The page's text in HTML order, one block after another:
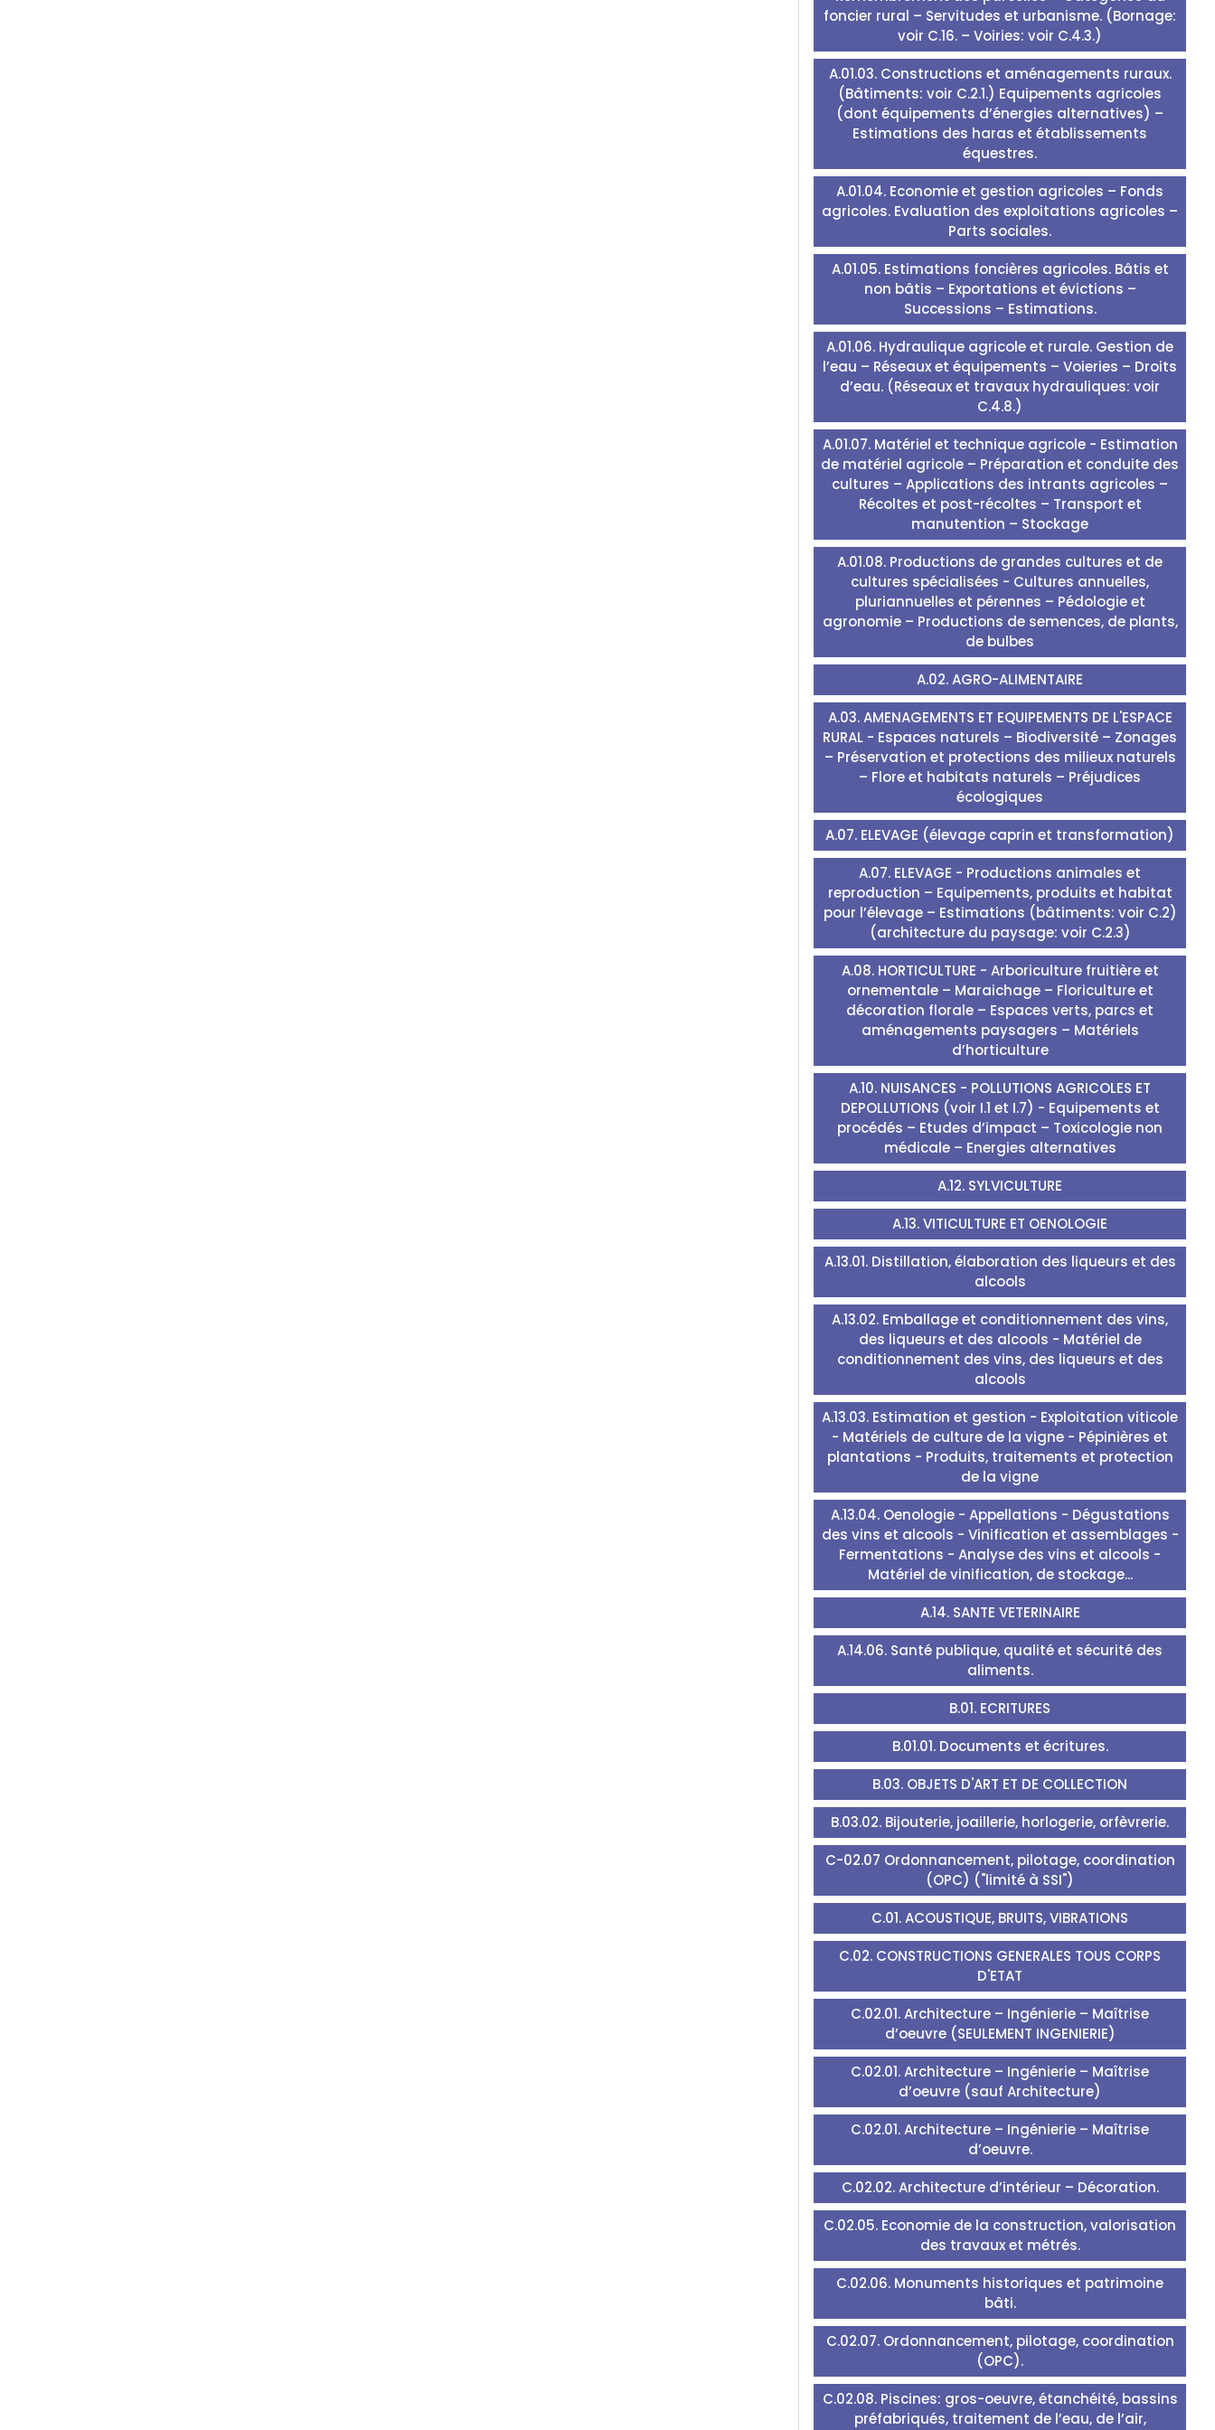
foncier rural – Servitudes et urbanisme. (Bornage:
voir C.16. – Voiries: voir C.4.3.)
A.01.03. Constructions et aménagements ruraux.
(Bâtiments: voir C.2.1.) Equipements agricoles
(dont équipements d’énergies alternatives) –
Estimations des haras et établissements
équestres.
A.01.04. Economie et gestion agricoles – Fonds
agricoles. Evaluation des exploitations agricoles –
Parts sociales.
A.01.05. Estimations foncières agricoles. Bâtis et
non bâtis – Exportations et évictions –
Successions – Estimations.
A.01.06. Hydraulique agricole et rurale. Gestion de
l’eau – Réseaux et équipements – Voieries – Droits
d’eau. (Réseaux et travaux hydrauliques: voir
C.4.8.)
A.01.07. Matériel et technique agricole - Estimation
de matériel agricole – Préparation et conduite des
cultures – Applications des intrants agricoles –
Récoltes et post-récoltes – Transport et
manutention – Stockage
A.01.08. Productions de grandes cultures et de
cultures spécialisées - Cultures annuelles,
pluriannuelles et pérennes – Pédologie et
agronomie – Productions de semences, de plants,
de bulbes
A.02. AGRO-ALIMENTAIRE
A.03. AMENAGEMENTS ET EQUIPEMENTS DE L'ESPACE
RURAL - Espaces naturels – Biodiversité – Zonages
– Préservation et protections des milieux naturels
– Flore et habitats naturels – Préjudices
écologiques
A.07. ELEVAGE (élevage caprin et transformation)
A.07. ELEVAGE - Productions animales et
reproduction – Equipements, produits et habitat
pour l’élevage – Estimations (bâtiments: voir C.2)
(architecture du paysage: voir C.2.3)
A.08. HORTICULTURE - Arboriculture fruitière et
ornementale – Maraichage – Floriculture et
décoration florale – Espaces verts, parcs et
aménagements paysagers – Matériels
d’horticulture
A.10. NUISANCES - POLLUTIONS AGRICOLES ET
DEPOLLUTIONS (voir I.1 et I.7) - Equipements et
procédés – Etudes d’impact – Toxicologie non
médicale – Energies alternatives
A.12. SYLVICULTURE
A.13. VITICULTURE ET OENOLOGIE
A.13.01. Distillation, élaboration des liqueurs et des
alcools
A.13.02. Emballage et conditionnement des vins,
des liqueurs et des alcools - Matériel de
conditionnement des vins, des liqueurs et des
alcools
A.13.03. Estimation et gestion - Exploitation viticole
- Matériels de culture de la vigne - Pépinières et
plantations - Produits, traitements et protection
de la vigne
A.13.04. Oenologie - Appellations - Dégustations
des vins et alcools - Vinification et assemblages -
Fermentations - Analyse des vins et alcools -
Matériel de vinification, de stockage...
A.14. SANTE VETERINAIRE
A.14.06. Santé publique, qualité et sécurité des
aliments.
B.01. ECRITURES
B.01.01. Documents et écritures.
B.03. OBJETS D'ART ET DE COLLECTION
B.03.02. Bijouterie, joaillerie, horlogerie, orfèvrerie.
C-02.07 Ordonnancement, pilotage, coordination
(OPC) ("limité à SSI")
C.01. ACOUSTIQUE, BRUITS, VIBRATIONS
C.02. CONSTRUCTIONS GENERALES TOUS CORPS
D'ETAT
C.02.01. Architecture – Ingénierie – Maîtrise
d’oeuvre (SEULEMENT INGENIERIE)
C.02.01. Architecture – Ingénierie – Maîtrise
d’oeuvre (sauf Architecture)
C.02.01. Architecture – Ingénierie – Maîtrise
d’oeuvre.
C.02.02. Architecture d’intérieur – Décoration.
C.02.05. Economie de la construction, valorisation
des travaux et métrés.
C.02.06. Monuments historiques et patrimoine
bâti.
C.02.07. Ordonnancement, pilotage, coordination
(OPC).
C.02.08. Piscines: gros-oeuvre, étanchéité, bassins
préfabriqués, traitement de l’eau, de l’air,